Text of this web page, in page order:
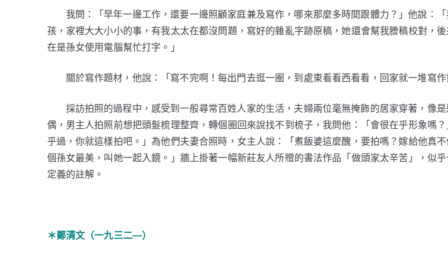
我問：「早年一邊工作，還要一邊照顧家庭兼及寫作，哪來那麼多時間跟體力？」他說：
孩，家裡大大小小的事，有我太太在都沒問題，寫好的雜亂字跡原稿，她還會幫我謄稿校對，
在是孫女使用電腦幫忙打字。」
關於寫作題材，他說：「寫不完啊！每出門去逛一圈，到處東看看西看看，回家就一堆寫作
採訪拍照的過程中，感受到一般尋常百姓人家的生活，夫婦兩位毫無掩飾的居家穿著，像
偶，男主人拍照前想把頭髮梳理整齊，轉個圈回來說找不到梳子，我問他：「會很在乎形象嗎
乎過，你就這樣拍吧。」為他們夫妻合照時，女主人說：「煮飯婆這麼醜，要拍嗎？嫁給他真
個孫女最美，叫她一起入鏡。」牆上掛著一幅新莊友人所贈的書法作品「做頭家太辛苦」，似
定義的註解。
＊鄭清文（一九三二—）